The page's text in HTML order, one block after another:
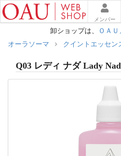
メンバー
卸ショップは、
ＯＡ
オーラソーマ
クイントエッセン
Q03 レディ ナダ Lady